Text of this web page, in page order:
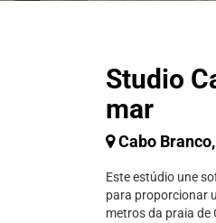
Studio
mar
Cabo
Este estúdio une
para proporcionar
metros da praia de